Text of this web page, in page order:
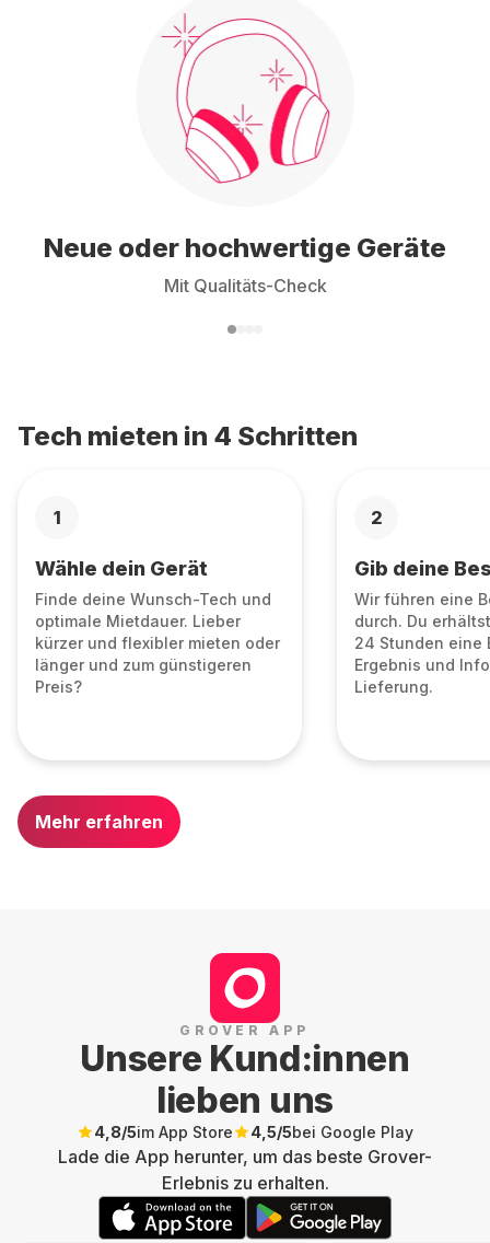
Neue oder hochwertige Geräte
Mit Qualitäts-Check
Tech mieten in 4 Schritten
1
Wähle dein Gerät
Finde deine Wunsch-Tech und
optimale Mietdauer. Lieber
kürzer und flexibler mieten oder
länger und zum günstigeren
Preis?
2
Gib deine
Wir führen eine
durch. Du
24 Stunden eine
Ergebnis und
Lieferung.
Mehr erfahren
GROVER APP
Unsere Kund:innen
lieben uns
4,8/5im App Store 4,5/5bei Google Play
Lade die App herunter, um das beste Grover-
Erlebnis zu erhalten.